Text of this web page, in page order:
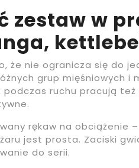
zestaw w
że nie ogranicza się do
grup mięśniowych i
ruchu pracują
rękaw na obciążenie
jest prosta. Zaciski
do serii.